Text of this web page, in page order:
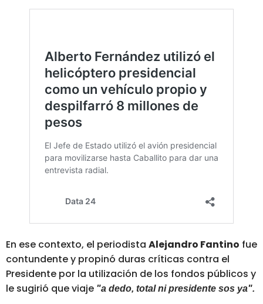
En ese contexto, el periodista Alejandro Fantino fue
contundente y propinó duras críticas contra el
Presidente por la utilización de los fondos públicos y
le sugirió que viaje "a dedo, total ni presidente sos ya".